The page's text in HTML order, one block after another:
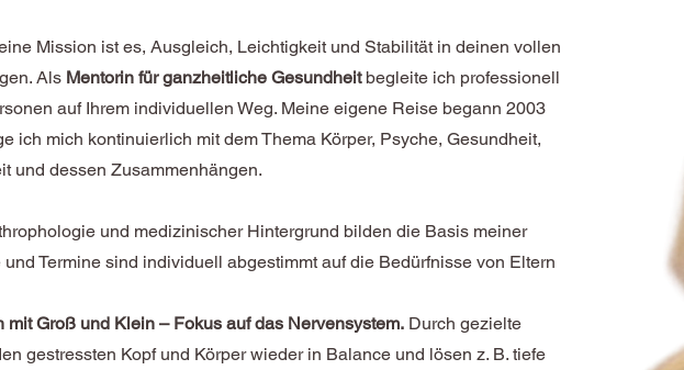
Mission ist es, Ausgleich, Leichtigkeit und Stabilität in deinen vollen
Als Mentorin für ganzheitliche Gesundheitbegleite ich professionell
auf Ihrem individuellen Weg. Meine eigene Reise begann 2003
ich mich kontinuierlich mit dem Thema Körper, Psyche, Gesundheit,
und dessen Zusammenhängen.
und medizinischer Hintergrund bilden die Basis meiner
Termine sind individuell abgestimmt auf die Bedürfnisse von Eltern
mit Groß und Klein – Fokus auf das Nervensystem. Durch gezielte
gestressten Kopf und Körper wieder in Balance und lösen z. B. tiefe